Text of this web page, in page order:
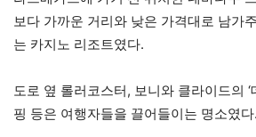
보다 가까운 거리와 낮은 가격대로 남가
는 카지노 리조트였다.
도로 옆 롤러코스터, 보니와 클라이드의 ‘
핑 등은 여행자들을 끌어들이는 명소였다.